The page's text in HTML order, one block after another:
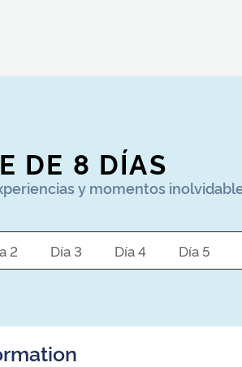
DE 8 DÍAS
y momentos
2 Día 3 Día 4 Día 5